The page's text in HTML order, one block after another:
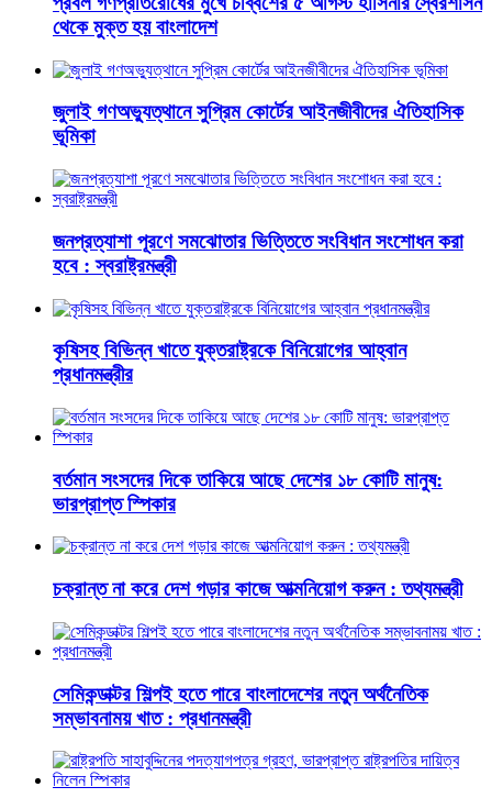
থেকে মুক্ত হয় বাংলাদেশ
জুলাই গণঅভ্যুত্থানে সুপ্রিম কোর্টের আইনজীবীদের ঐতিহাসিক
ভূমিকা
জনপ্রত্যাশা পূরণে সমঝোতার ভিত্তিতে সংবিধান সংশোধন করা
হবে : স্বরাষ্ট্রমন্ত্রী
কৃষিসহ বিভিন্ন খাতে যুক্তরাষ্ট্রকে বিনিয়োগের আহ্বান
প্রধানমন্ত্রীর
বর্তমান সংসদের দিকে তাকিয়ে আছে দেশের ১৮ কোটি মানুষ:
ভারপ্রাপ্ত স্পিকার
চক্রান্ত না করে দেশ গড়ার কাজে আত্মনিয়োগ করুন : তথ্যমন্ত্রী
সেমিকন্ডাক্টর শিল্পই হতে পারে বাংলাদেশের নতুন অর্থনৈতিক
সম্ভাবনাময় খাত : প্রধানমন্ত্রী